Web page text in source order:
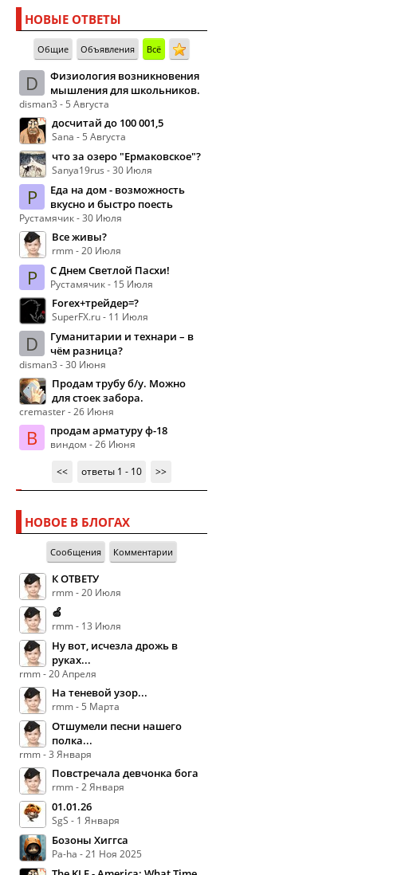
НОВЫЕ ОТВЕТЫ
Общие Объявления Всё
D
Физиология возникновения
мышления для школьников.
disman3 - 5 Августа
досчитай до 100 001,5
Sana - 5 Августа
что за озеро "Ермаковское"?
Sanya19rus - 30 Июля
Р
Еда на дом - возможность
вкусно и быстро поесть
Рустамячик - 30 Июля
Все живы?
rmm - 20 Июля
Р С Днем Светлой Пасхи!
Рустамячик - 15 Июля
Forex+трейдер=?
SuperFX.ru - 11 Июля
D
Гуманитарии и технари – в
чём разница?
disman3 - 30 Июня
Продам трубу б/у. Можно
для стоек забора.
cremaster - 26 Июня
В продам арматуру ф-18
виндом - 26 Июня
<<
ответы 1 - 10 >>
НОВОЕ В БЛОГАХ
Сообщения Комментарии
К ОТВЕТУ
rmm - 20 Июля
🍏
rmm - 13 Июля
Ну вот, исчезла дрожь в
руках...
rmm - 20 Апреля
На теневой узор...
rmm - 5 Марта
Отшумели песни нашего
полка...
rmm - 3 Января
Повстречала девчонка бога
rmm - 2 Января
01.01.26
SgS - 1 Января
Бозоны Хиггса
Pa-ha - 21 Ноя 2025